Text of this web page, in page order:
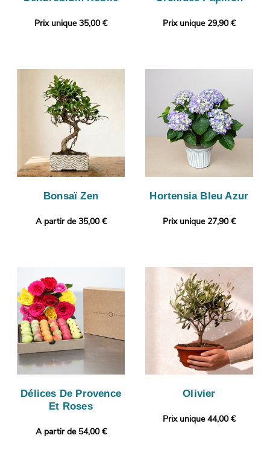
Prix unique 35,00 € Prix unique 29,90 €
Bonsaï Zen
A partir de 35,00 €
Hortensia Bleu Azur
Prix unique 27,90 €
Délices De Provence
Et Roses
A partir de 54,00 €
Olivier
Prix unique 44,00 €